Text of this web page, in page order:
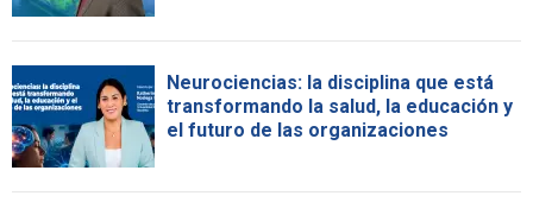
Neurociencias: la disciplina que está
transformando la salud, la educación y
el futuro de las organizaciones